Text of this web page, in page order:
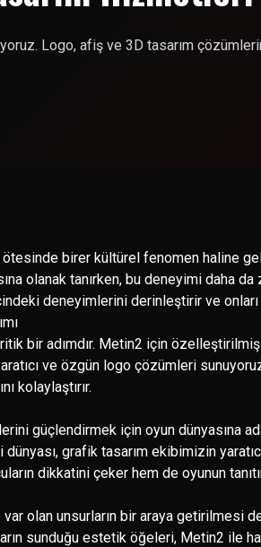
Logo, afiş ve 3D tasarım
ötesinde birer kültürel fenomen haline
olanak tanırken, bu deneyimi daha
deneyimlerini derinleştirir ve
bir adımdır. Metin2 için
ve özgün logo çözümleri
kolaylaştırır.
güçlendirmek için oyun dünyasına
grafik tasarım ekibimizin
dikkatini çeker hem de oyunun
olan unsurların bir araya getirilmesi
sunduğu estetik öğeleri, Metin2 ile